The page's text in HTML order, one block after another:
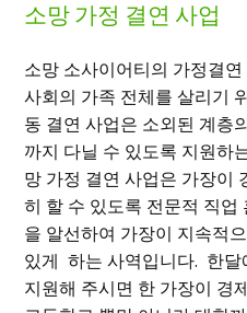
소망 가정 결연 사업
소망 소사이어티의 가정결
사회의 가족 전체를 살리기
동 결연 사업은 소외된 계층
까지 다닐 수 있도록 지원하
망 가정 결연 사업은 가장이
히 할 수 있도록 전문적 직업
을 알선하여 가장이 지속적
있게 하는 사역입니다. 한
지원해 주시면 한 가장이 경